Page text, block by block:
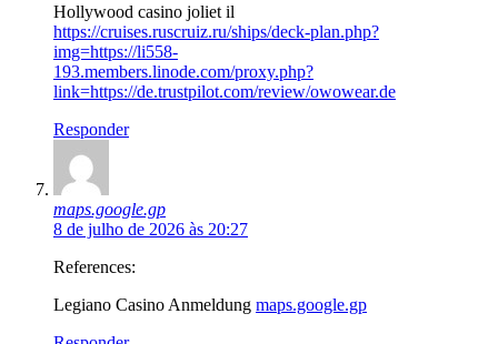
Hollywood casino joliet il
https://cruises.ruscruiz.ru/ships/deck-plan.php?
img=https://li558-
193.members.linode.com/proxy.php?
link=https://de.trustpilot.com/review/owowear.de
Responder
maps.google.gp
8 de julho de 2026 às 20:27
References:
Legiano Casino Anmeldung maps.google.gp